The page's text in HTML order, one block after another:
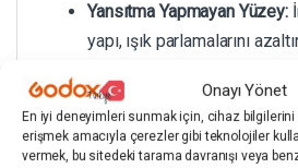
Onayı Yönet
En iyi deneyimleri sunmak için, cihaz
erişmek amacıyla çerezler gibi teknolojiler
vermek, bu sitedeki tarama davranışı veya
Yansıtma Yapmayan Yüzey:
yapı, ışık parlamalarını
Silinebilir ve Suya Dayanıklı:
nemli bezle kolayca